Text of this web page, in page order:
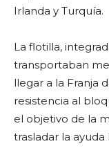
Irlanda y Turquía.
La flotilla,
transportaban
llegar a la Franja
resistencia al
el objetivo de la
trasladar la